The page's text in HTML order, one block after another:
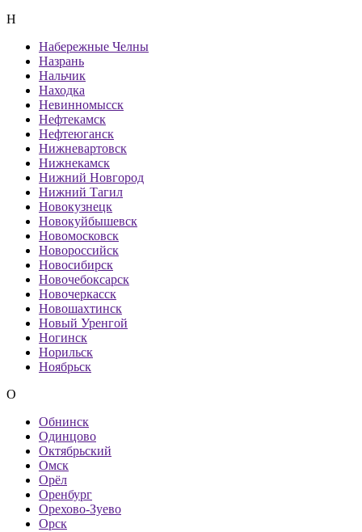
Н
Набережные Челны
Назрань
Нальчик
Находка
Невинномысск
Нефтекамск
Нефтеюганск
Нижневартовск
Нижнекамск
Нижний Новгород
Нижний Тагил
Новокузнецк
Новокуйбышевск
Новомосковск
Новороссийск
Новосибирск
Новочебоксарск
Новочеркасск
Новошахтинск
Новый Уренгой
Ногинск
Норильск
Ноябрьск
О
Обнинск
Одинцово
Октябрьский
Омск
Орёл
Оренбург
Орехово-Зуево
Орск